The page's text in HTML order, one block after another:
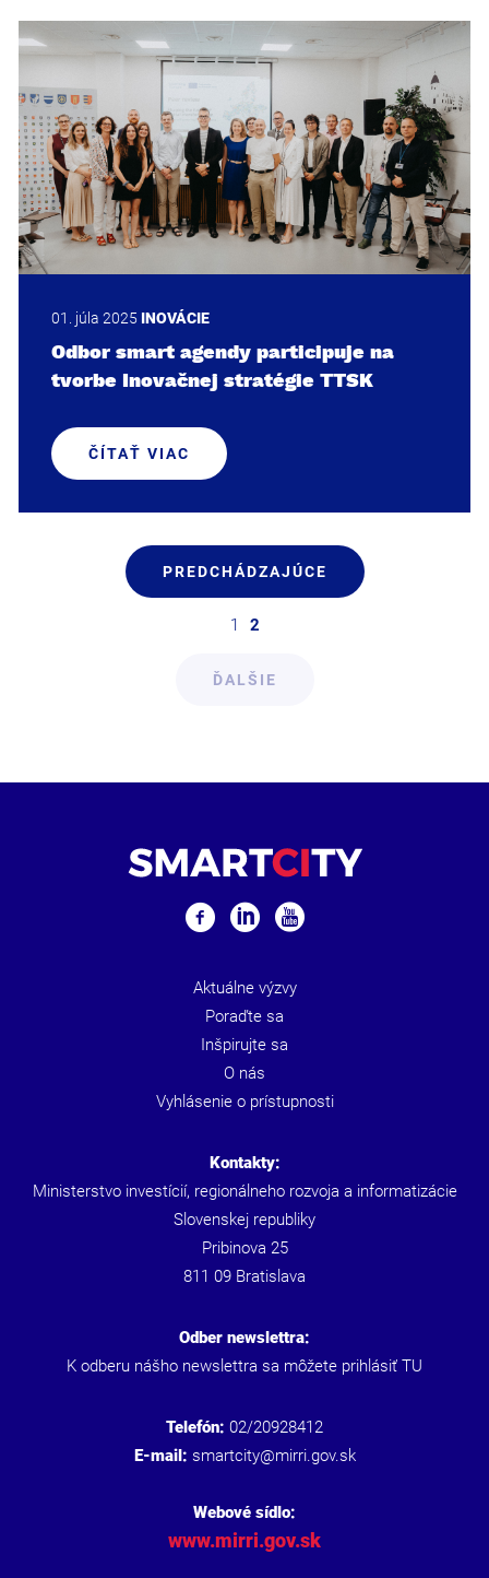
01. júla 2025 INOVÁCIE
Odbor smart agendy participuje na
tvorbe Inovačnej stratégie TTSK
ČÍTAŤ VIAC
PREDCHÁDZAJÚCE
1 2
ĎALŠIE
Aktuálne výzvy
Poraďte sa
Inšpirujte sa
O nás
Vyhlásenie o prístupnosti
Kontakty:
Ministerstvo investícií, regionálneho rozvoja a informatizácie
Slovenskej republiky
Pribinova 25
811 09 Bratislava
Odber newslettra:
K odberu nášho newslettra sa môžete prihlásiť TU
Telefón: 02/20928412
E-mail: smartcity@mirri.gov.sk
Webové sídlo:
www.mirri.gov.sk